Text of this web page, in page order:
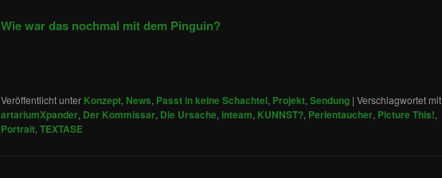
Wie war das nochmal mit dem Pinguin?
Veröffentlicht unter Konzept, News, Passt in keine Schachtel, Projekt, Sendung | Verschlagwortet mit
artariumXpander, Der Kommissar, Die Ursache, inteam, KUNNST?, Perlentaucher, Picture This!,
Portrait, TEXTASE